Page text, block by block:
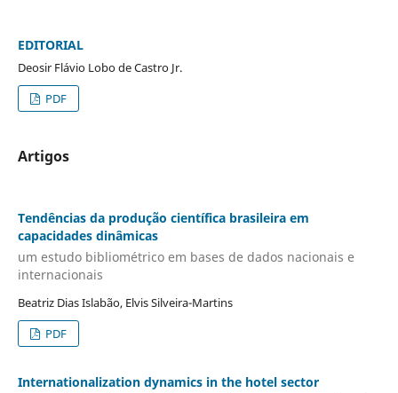
EDITORIAL
Deosir Flávio Lobo de Castro Jr.
PDF
Artigos
Tendências da produção científica brasileira em
capacidades dinâmicas
um estudo bibliométrico em bases de dados nacionais e
internacionais
Beatriz Dias Islabão, Elvis Silveira-Martins
PDF
Internationalization dynamics in the hotel sector